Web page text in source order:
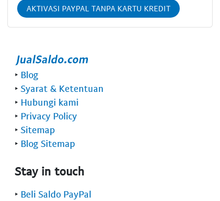
AKTIVASI PAYPAL TANPA KARTU KREDIT
‣ Blog
‣ Syarat & Ketentuan
‣ Hubungi kami
‣ Privacy Policy
‣ Sitemap
‣ Blog Sitemap
Stay in touch
‣ Beli Saldo PayPal